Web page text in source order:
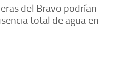
del Bravo podrían
total de agua en